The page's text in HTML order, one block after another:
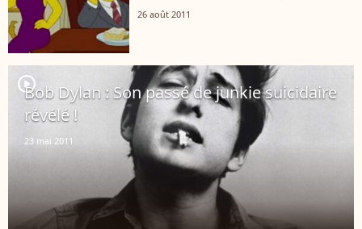
26 août 2011
player2
Bob Dylan : Son passé de junkie suicidaire
révélé !
23 mai 2011